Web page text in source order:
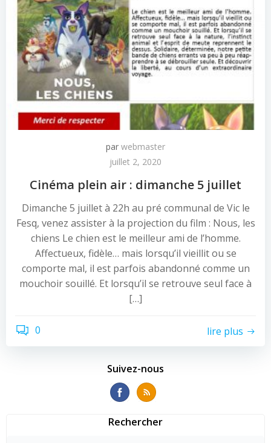
par webmaster
juillet 2, 2020
Cinéma plein air : dimanche 5 juillet
Dimanche 5 juillet à 22h au pré communal de Vic le
Fesq, venez assister à la projection du film : Nous, les
chiens Le chien est le meilleur ami de l’homme.
Affectueux, fidèle… mais lorsqu’il vieillit ou se
comporte mal, il est parfois abandonné comme un
mouchoir souillé. Et lorsqu’il se retrouve seul face à
[…]
0 lire plus
Suivez-nous
Rechercher